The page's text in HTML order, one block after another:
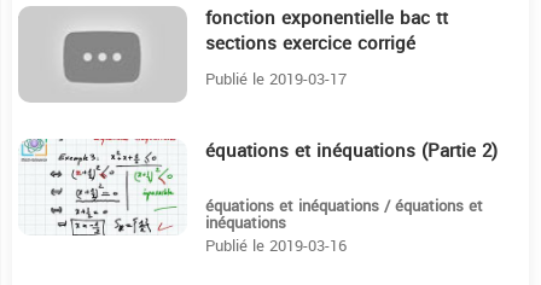
fonction exponentielle bac tt
sections exercice corrigé
Publié le 2019-03-17
15:58 équations et inéquations (Partie 2)
équations et inéquations / équations et
inéquations
Publié le 2019-03-16